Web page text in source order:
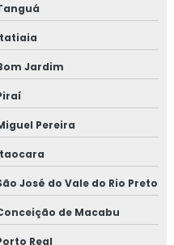
TUBULAÇÕES
PREDIAL
PREDIAL
PREDIAL RJ
Jardim
Pereira
José do Vale do Rio Preto
de Macabu
Real